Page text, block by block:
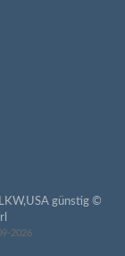
günstig ©
2026